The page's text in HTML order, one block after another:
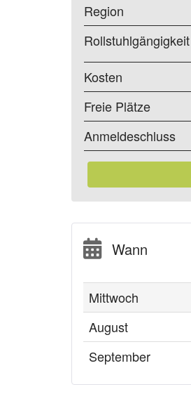
Region
Rollstuhlgängigkeit
Kosten
Freie Plätze
Anmeldeschluss
Wann
Mittwoch
August
September